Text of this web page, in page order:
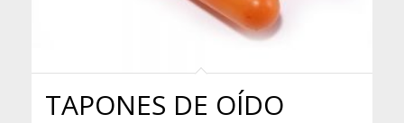
TAPONES DE OÍDO